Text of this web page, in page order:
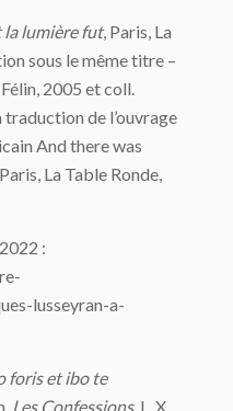
la lumière fut, Paris, La
sous le même titre –
2005 et coll.
traduction de l’ouvrage
And there was
La Table Ronde,
:
lusseyran-a-
foris et ibo te
Les Confessions, L. X,